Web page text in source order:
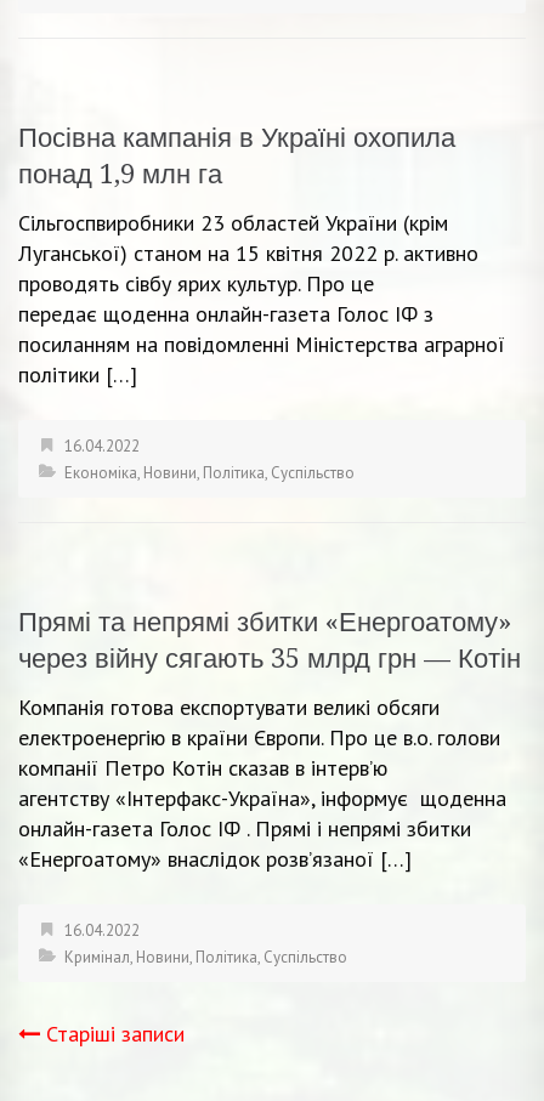
Посівна кампанія в Україні охопила
понад 1,9 млн га
Сільгоспвиробники 23 областей України (крім
Луганської) станом на 15 квітня 2022 р. активно
проводять сівбу ярих культур. Про це
передає щоденна онлайн-газета Голос ІФ з
посиланням на повідомленні Міністерства аграрної
політики […]
16.04.2022
Економіка, Новини, Політика, Суспільство
Прямі та непрямі збитки «Енергоатому»
через війну сягають 35 млрд грн — Котін
Компанія готова експортувати великі обсяги
електроенергію в країни Європи. Про це в.о. голови
компанії Петро Котін сказав в інтерв’ю
агентству «Інтерфакс-Україна», інформує щоденна
онлайн-газета Голос ІФ . Прямі і непрямі збитки
«Енергоатому» внаслідок розв’язаної […]
16.04.2022
Кримінал, Новини, Політика, Суспільство
Навігація
Старіші записи